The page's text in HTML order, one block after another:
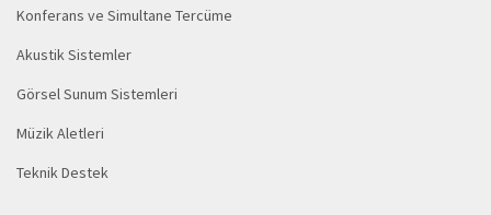
Konferans ve Simultane Tercüme
Akustik Sistemler
Görsel Sunum Sistemleri
Müzik Aletleri
Teknik Destek